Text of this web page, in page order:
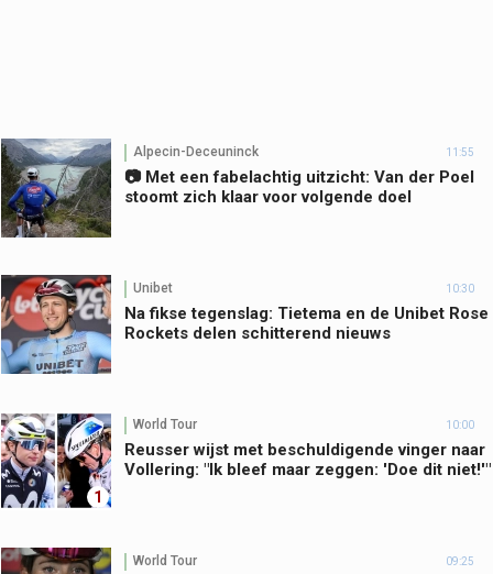
Alpecin-Deceuninck 11:55
📷 Met een fabelachtig uitzicht: Van der Poel
stoomt zich klaar voor volgende doel
Unibet 10:30
Na fikse tegenslag: Tietema en de Unibet Rose
Rockets delen schitterend nieuws
1
World Tour 10:00
Reusser wijst met beschuldigende vinger naar
Vollering: "Ik bleef maar zeggen: 'Doe dit niet!'"
World Tour 09:25